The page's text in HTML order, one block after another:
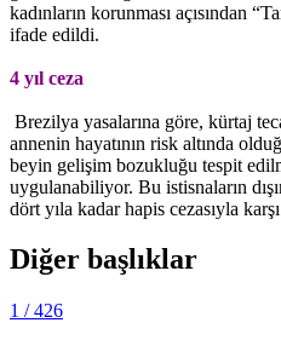
kadınların korunması açısından
ifade edildi.
4 yıl ceza
Brezilya yasalarına göre, kürtaj
annenin hayatının risk altında
beyin gelişim bozukluğu tespit
uygulanabiliyor. Bu istisnaların
dört yıla kadar hapis cezasıyla
Diğer başlıklar
1 / 426